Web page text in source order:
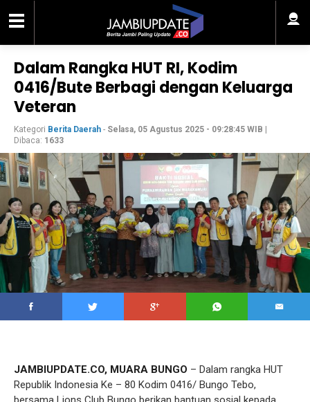
Dalam Rangka HUT RI, Kodim
0416/Bute Berbagi dengan Keluarga
Veteran
Kategori Berita Daerah - Selasa, 05 Agustus 2025 - 09:28:45 WIB
Dibaca: 1633
JAMBIUPDATE.CO, MUARA BUNGO – Dalam rangka HUT
Republik Indonesia Ke – 80 Kodim 0416/ Bungo Tebo,